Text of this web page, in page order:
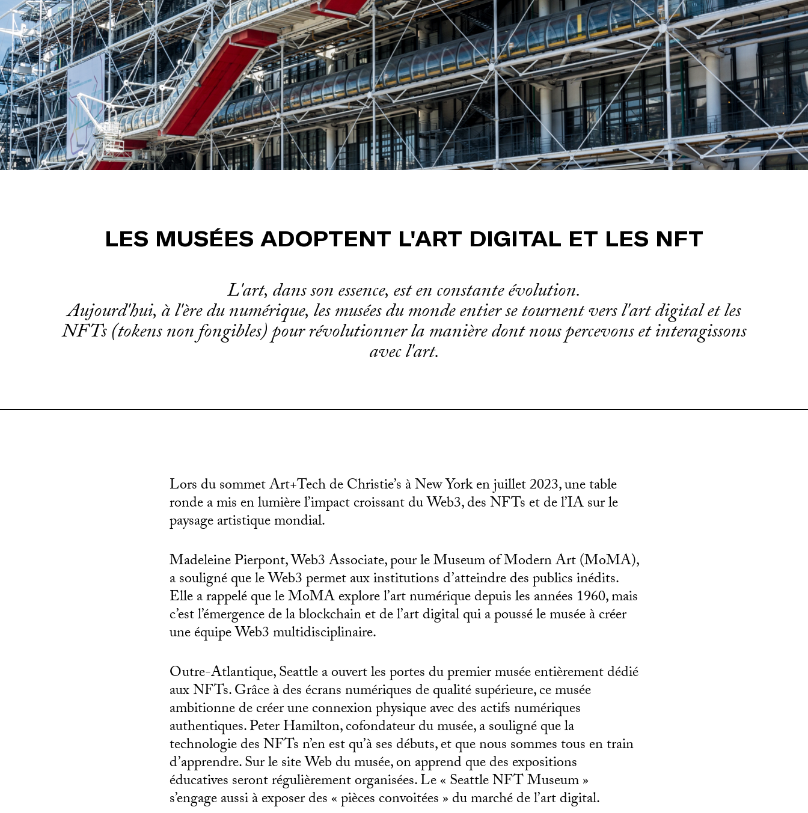
LES MUSÉES ADOPTENT L'ART DIGITAL ET LES NFT
L'art, dans son essence, est en constante évolution.
Aujourd'hui, à l'ère du numérique, les musées du monde entier se tournent vers l'art digital et les
NFTs (tokens non fongibles) pour révolutionner la manière dont nous percevons et interagissons
avec l'art.
Lors du sommet Art+Tech de Christie’s à New York en juillet 2023, une table
ronde a mis en lumière l’impact croissant du Web3, des NFTs et de l’IA sur le
paysage artistique mondial.
Madeleine Pierpont, Web3 Associate, pour le Museum of Modern Art (MoMA),
a souligné que le Web3 permet aux institutions d’atteindre des publics inédits.
Elle a rappelé que le MoMA explore l’art numérique depuis les années 1960, mais
c’est l’émergence de la blockchain et de l’art digital qui a poussé le musée à créer
une équipe Web3 multidisciplinaire.
Outre-Atlantique, Seattle a ouvert les portes du premier musée entièrement dédié
aux NFTs. Grâce à des écrans numériques de qualité supérieure, ce musée
ambitionne de créer une connexion physique avec des actifs numériques
authentiques. Peter Hamilton, cofondateur du musée, a souligné que la
technologie des NFTs n’en est qu’à ses débuts, et que nous sommes tous en train
d’apprendre. Surle site Web du musée, on apprend que des expositions
éducatives seront régulièrement organisées. Le « Seattle NFT Museum »
s’engage aussi à exposer des « pièces convoitées » du marché de l’art digital.